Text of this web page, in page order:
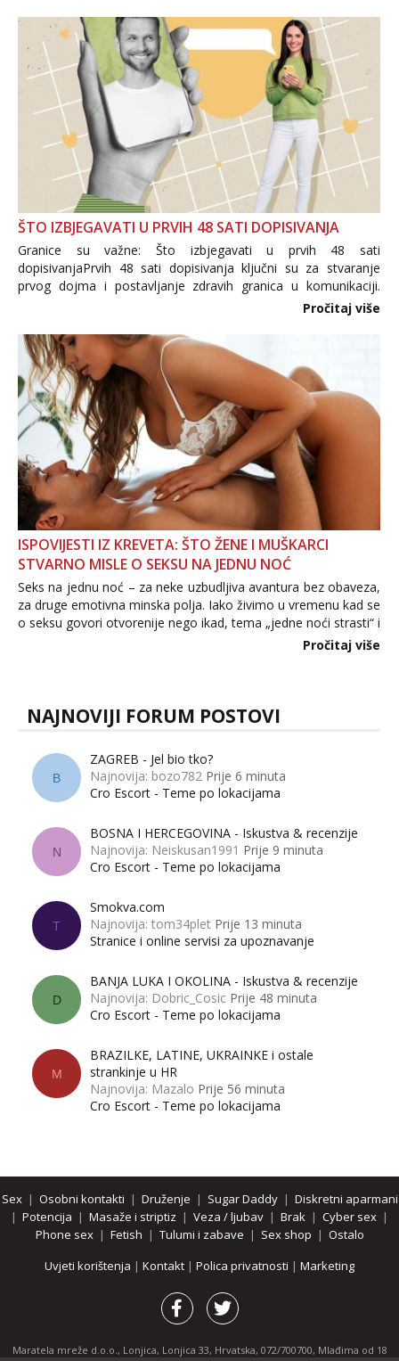
ŠTO IZBJEGAVATI U PRVIH 48 SATI DOPISIVANJA
Granice su važne: Što izbjegavati u prvih 48 sati
dopisivanjaPrvih 48 sati dopisivanja ključni su za stvaranje
prvog dojma i postavljanje zdravih granica u komunikaciji.
Važno je izbjeći prebrzo otkrivanje osobnih ili intimnih
informacija, jer nepoznata osoba još nije zaslužila to
povjerenje. Takođe...
Pročitaj više
ISPOVIJESTI IZ KREVETA: ŠTO ŽENE I MUŠKARCI
STVARNO MISLE O SEKSU NA JEDNU NOĆ
Seks na jednu noć – za neke uzbudljiva avantura bez obaveza,
za druge emotivna minska polja. Iako živimo u vremenu kad se
o seksu govori otvorenije nego ikad, tema „jedne noći strasti“ i
dalje izaziva burne rasprave. Što zapravo misle žene, a što
Pročitaj više
NAJNOVIJI FORUM POSTOVI
B
ZAGREB - Jel bio tko?
Najnovija: bozo782 Prije 6 minuta
Cro Escort - Teme po lokacijama
N
BOSNA I HERCEGOVINA - Iskustva & recenzije
Najnovija: Neiskusan1991 Prije 9 minuta
Cro Escort - Teme po lokacijama
T
Smokva.com
Najnovija: tom34plet Prije 13 minuta
Stranice i online servisi za upoznavanje
D
BANJA LUKA I OKOLINA - Iskustva & recenzije
Najnovija: Dobric_Cosic Prije 48 minuta
Cro Escort - Teme po lokacijama
M
BRAZILKE, LATINE, UKRAINKE i ostale
strankinje u HR
Najnovija: Mazalo Prije 56 minuta
Cro Escort - Teme po lokacijama
Sex| Osobni kontakti | Druženje | Sugar Daddy| Diskretni aparmani
| Potencija | Masaže i striptiz | Veza / ljubav | Brak | Cyber sex |
Phone sex| Fetish | Tulumi i zabave | Sex shop | Ostalo
Uvjeti korištenja | Kontakt | Polica privatnosti | Marketing
Maratela mreže d.o.o., Lonjica, Lonjica 33, Hrvatska, 072/700700, Mlađima od 18